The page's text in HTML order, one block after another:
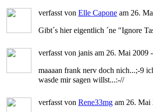
verfasst von Elle Capone am 26.
Gibt´s hier eigentlich ´ne "Ignore
verfasst von janis am 26. Mai 2009
maaaan frank nerv doch nich...;-9
wasde mir sagen willst...:-//
verfasst von Rene33mg am 26. Mai